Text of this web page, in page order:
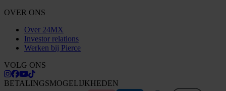
OVER ONS
Over 24MX
Investor relations
Werken bij Pierce
VOLG ONS
BETALINGSMOGELIJKHEDEN